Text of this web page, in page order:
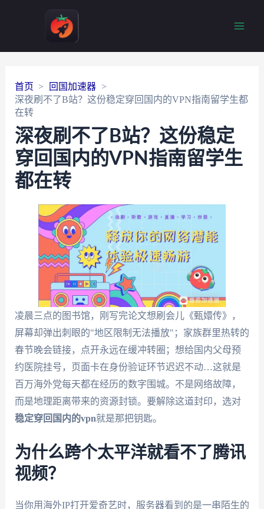
首页
回国加速器
深夜刷不了B站？这份稳定穿回国内的VPN指南留学生都
在转
深夜刷不了B站？这份稳定
穿回国内的VPN指南留学生
都在转
凌晨三点的图书馆，刚写完论文想刷会儿《甄嬛传》，
屏幕却弹出刺眼的"地区限制无法播放"；家族群里热转的
春节晚会链接，点开永远在缓冲转圈；想给国内父母预
约医院挂号，页面卡在身份验证环节迟迟不动…这就是
百万海外党每天都在经历的数字围城。不是网络故障，
而是地理距离带来的资源封锁。要解除这道封印，选对
稳定穿回国内的vpn就是那把钥匙。
为什么跨个太平洋就看不了腾讯
视频？
当你用海外IP打开爱奇艺时，服务器看到的是一串陌生的